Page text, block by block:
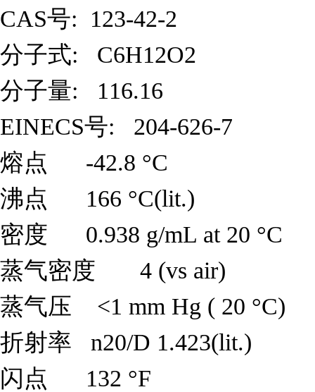
CAS号: 123-42-2
分子式: C6H12O2
分子量: 116.16
EINECS号: 204-626-7
熔点 -42.8 °C
沸点 166 °C(lit.)
密度 0.938 g/mL at 20 °C
蒸气密度 4 (vs air)
蒸气压 <1 mm Hg ( 20 °C)
折射率 n20/D 1.423(lit.)
闪点 132 °F